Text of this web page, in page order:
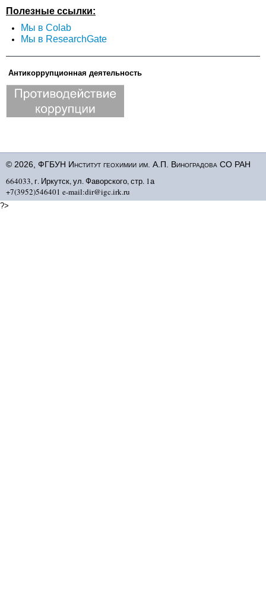
Полезные ссылки:
Мы в Colab
Мы в ResearchGate
Антикоррупционная деятельность
© 2026, ФГБУН Институт геохимии им. А.П. Виноградова СО РАН
664033, г. Иркутск, ул. Фаворского, стр. 1а
+7(3952)546401 e-mail:dir@igc.irk.ru
?>